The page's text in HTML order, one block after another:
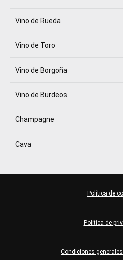
Vino de Rueda
Vino de Toro
Vino de Borgoña
Vino de Burdeos
Champagne
Cava
Condiciones
Política de
Política de